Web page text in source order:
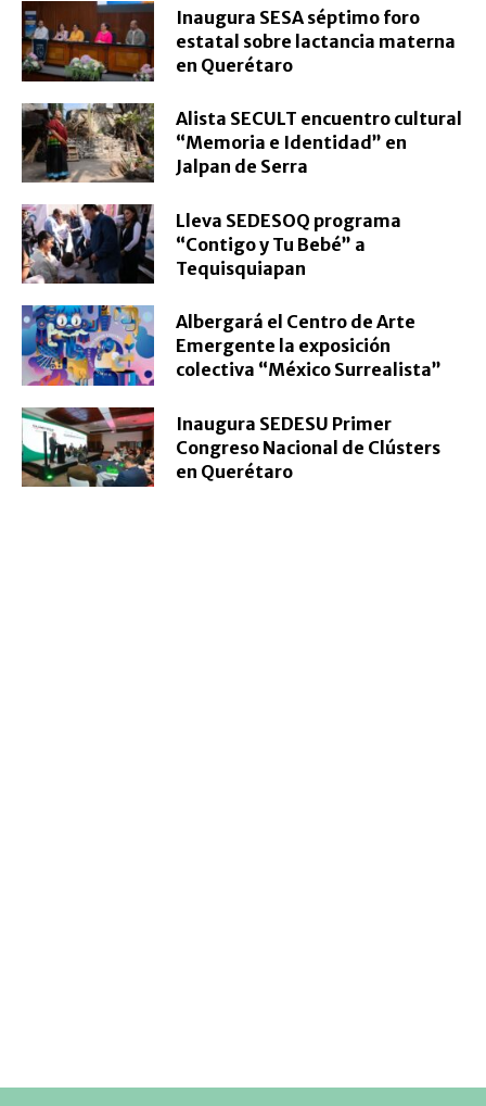
Inaugura SESA séptimo foro
estatal sobre lactancia materna
en Querétaro
Alista SECULT encuentro cultural
“Memoria e Identidad” en
Jalpan de Serra
Lleva SEDESOQ programa
“Contigo y Tu Bebé” a
Tequisquiapan
Albergará el Centro de Arte
Emergente la exposición
colectiva “México Surrealista”
Inaugura SEDESU Primer
Congreso Nacional de Clústers
en Querétaro